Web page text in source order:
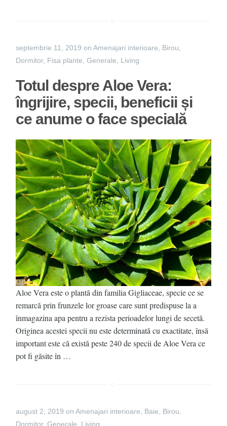
septembrie 11, 2019 on Amenajari interioare Birou
Dormitor, Fisa plante Generale Living
Totul despre Aloe Vera:
îngrijire, specii, beneficii și
ce anume o face specială
Aloe Vera este o plantă din familia Gigliaceae, specie ce se
remarcă prin frunzele lor groase care sunt predispuse la a
înmagazina apa pentru a rezista perioadelor lungi de secetă.
Originea acestei specii nu este determinată cu exactitate, însă
important este că există peste 240 de specii de Aloe Vera ce
pot fi găsite în …
august 2, 2019 on Amenajari interioare, Baie, Birou,
Dormitor, Generale Living